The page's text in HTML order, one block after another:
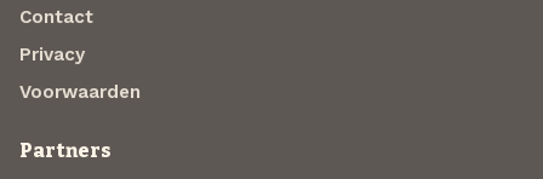
Contact
Privacy
Voorwaarden
Partners